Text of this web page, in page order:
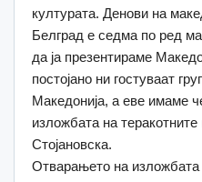
културата. Денови на
Белград е седма по ред
да ја презентираме
постојано ни гостуваат
Македонија, а еве имаме
изложбата на
Стојановска.
Отварањето на изложбата